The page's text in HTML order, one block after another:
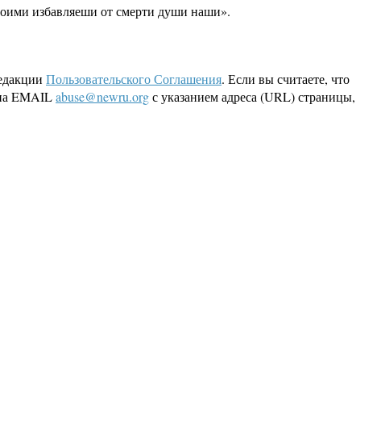
избавляеши от смерти души наши».
Пользовательского Соглашения. Если вы считаете, что
EMAILabuse@newru.orgс указанием адреса (URL) страницы,